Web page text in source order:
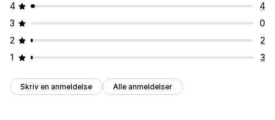
4
4
3
0
2
2
1
3
Skriv en anmeldelse Alle anmeldelser